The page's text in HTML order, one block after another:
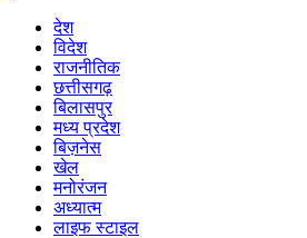
देश
विदेश
राजनीतिक
छत्तीसगढ़
बिलासपुर
मध्य प्रदेश
बिज़नेस
खेल
मनोरंजन
अध्यात्म
लाइफ स्टाइल